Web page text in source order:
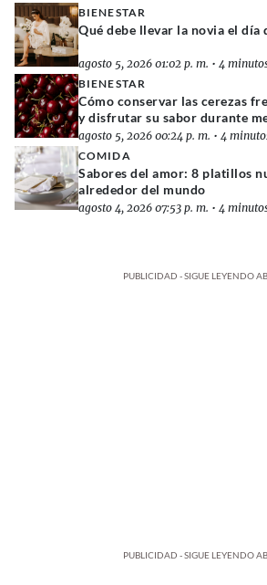
BIENESTAR
Qué debe llevar la novia el día
agosto 5, 2026 01:02 p. m. • 4
BIENESTAR
Cómo conservar las cerezas
y disfrutar su sabor durante
agosto 5, 2026 00:24 p. m. • 4
COMIDA
Sabores del amor: 8 platillos
alrededor del mundo
agosto 4, 2026 07:53 p. m. • 4
PUBLICIDAD - SIGUE LEYENDO
PUBLICIDAD - SIGUE LEYENDO